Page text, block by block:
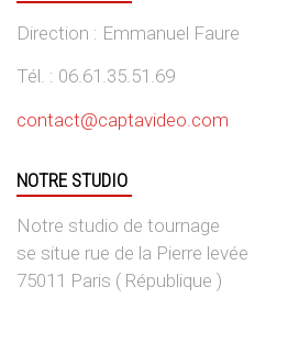
Direction : Emmanuel Faure
Tél. : 06.61.35.51.69
contact@captavideo.com
NOTRE STUDIO
Notre studio de tournage
se situe rue de la Pierre levée
75011 Paris ( République )